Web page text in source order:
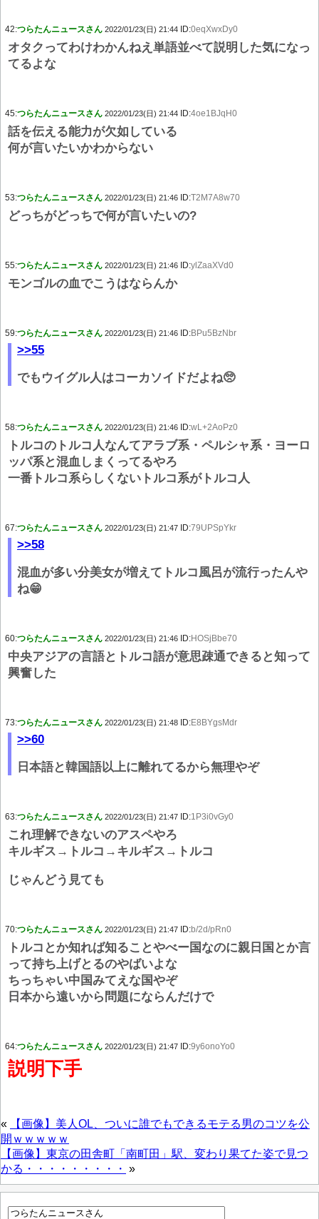
42:つらたんニュースさん 2022/01/23(日) 21:44 ID:0eqXwxDy0
オタクってわけわかんねえ単語並べて説明した気になっ
てるよな
45:つらたんニュースさん 2022/01/23(日) 21:44 ID:4oe1BJqH0
話を伝える能力が欠如している
何が言いたいかわからない
53:つらたんニュースさん 2022/01/23(日) 21:46 ID:T2M7A8w70
どっちがどっちで何が言いたいの?
55:つらたんニュースさん 2022/01/23(日) 21:46 ID:ylZaaXVd0
モンゴルの血でこうはならんか
59:つらたんニュースさん 2022/01/23(日) 21:46 ID:BPu5BzNbr
>>55
でもウイグル人はコーカソイドだよね🥺
58:つらたんニュースさん 2022/01/23(日) 21:46 ID:wL+2AoPz0
トルコのトルコ人なんてアラブ系・ペルシャ系・ヨーロ
ッパ系と混血しまくってるやろ
一番トルコ系らしくないトルコ系がトルコ人
67:つらたんニュースさん 2022/01/23(日) 21:47 ID:79UPSpYkr
>>58
混血が多い分美女が増えてトルコ風呂が流行ったんや
ね😁
60:つらたんニュースさん 2022/01/23(日) 21:46 ID:HOSjBbe70
中央アジアの言語とトルコ語が意思疎通できると知って
興奮した
73:つらたんニュースさん 2022/01/23(日) 21:48 ID:E8BYgsMdr
>>60
日本語と韓国語以上に離れてるから無理やぞ
63:つらたんニュースさん 2022/01/23(日) 21:47 ID:1P3i0vGy0
これ理解できないのアスペやろ
キルギス→トルコ→キルギス→トルコ
じゃんどう見ても
70:つらたんニュースさん 2022/01/23(日) 21:47 ID:b/2d/pRn0
トルコとか知れば知ることやべー国なのに親日国とか言
って持ち上げとるのやばいよな
ちっちゃい中国みてえな国やぞ
日本から遠いから問題にならんだけで
64:つらたんニュースさん 2022/01/23(日) 21:47 ID:9y6onoYo0
説明下手
«
【画像】美人OL、ついに誰でもできるモテる男のコツを公
開ｗｗｗｗｗ
【画像】東京の田舎町「南町田」駅、変わり果てた姿で見つ
かる・・・・・・・・・ »